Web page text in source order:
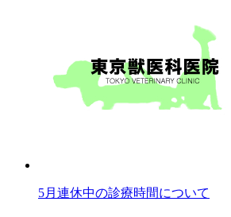
5月連休中の診療時間について